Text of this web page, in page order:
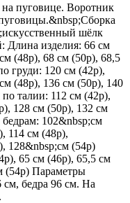
пуговице. Воротник
шёлк
Длина изделия: 66 см
(48р), 68 см (50р), 68,5
груди: 120 см (42р),
(48р), 136 см (50р), 140
талии: 112 см (42р),
128 см (50р), 132 см
102&nbsp;см
114 см (48р),
128&nbsp;см (54р)
65 см (46р), 65,5 см
(54р) Параметры
см, бедра 96 см. На